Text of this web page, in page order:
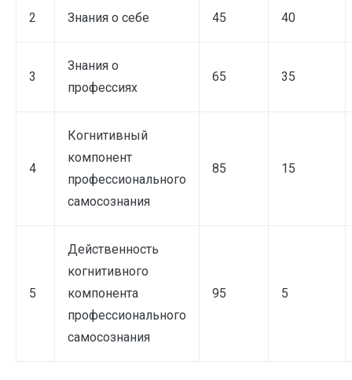
2 Знания о себе 45 40
3
Знания о
профессиях
65 35
4
Когнитивный
компонент
профессионального
самосознания
85 15
5
Действенность
когнитивного
компонента
профессионального
самосознания
95 5